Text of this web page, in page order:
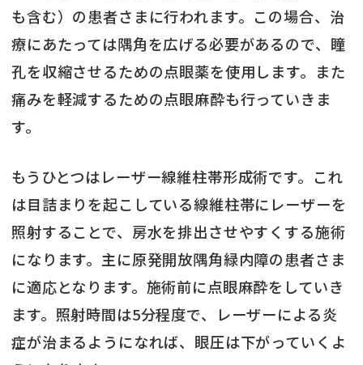
も含む）の患者さまに行われます。この場合、治
療にあたっては隅角を広げる必要があるので、瞳
孔を収縮させるための点眼薬を使用します。また
痛みを軽減するための点眼麻酔も行っていきま
す。
もうひとつはレーザー線維柱帯形成術です。これ
は目詰まりを起こしている線維柱帯にレーザーを
照射することで、房水を排出させやすくする施術
になります。主に原発開放隅角緑内障の患者さま
に適応となります。施術前に点眼麻酔をしていき
ます。照射時間は5分程度で、レーザーによる炎
症が治まるようになれば、眼圧は下がっていくよ